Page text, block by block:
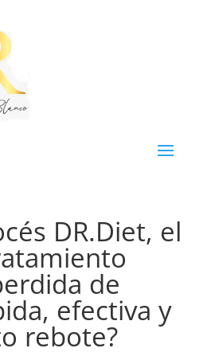
DR.Diet, el
de
efectiva y
rebote?